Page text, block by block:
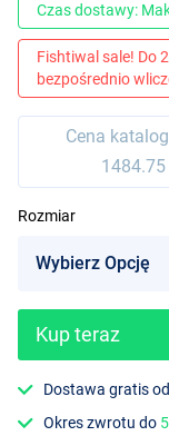
Czas dostawy:
Fishtiwal sale! Do
bezpośrednio
Cena
1484.75
Rozmiar
Kup teraz
Dostawa gratis
Okres zwrotu do